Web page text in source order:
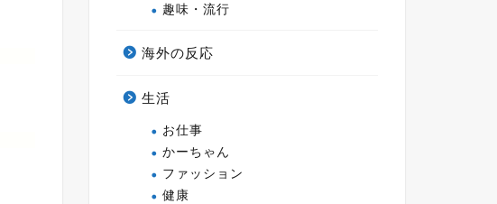
趣味・流行
海外の反応
生活
お仕事
かーちゃん
ファッション
健康